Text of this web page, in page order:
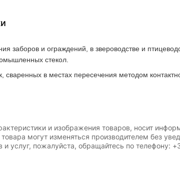
заборов и ограждений, в звероводстве и
стекол.
в местах пересечения методом
и изображения товаров, носит
могут изменяться производителем без
услуг, пожалуйста, обращайтесь по телефону: